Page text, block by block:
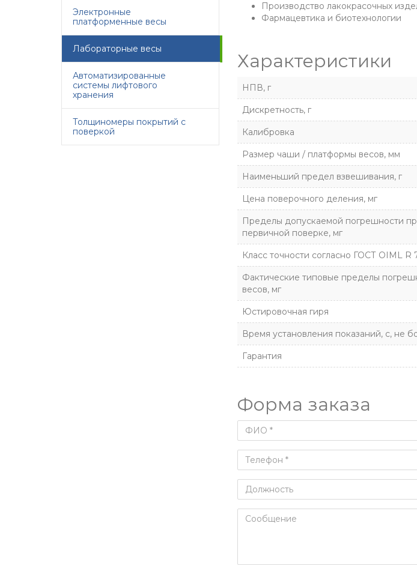
Электронные
платформенные весы
Лабораторные весы
Автоматизированные
системы лифтового
хранения
Толщиномеры покрытий с
поверкой
Производство лакокрасочных
Фармацевтика и биотехнологии
Характеристики
НПВ, г
Дискретность, г
Калибровка
Размер чаши / платформы весов, мм
Наименьший предел взвешивания, г
Цена поверочного деления, мг
Пределы допускаемой погрешности
первичной поверке, мг
Класс точности согласно ГОСТ OIML R
Фактические типовые пределы
весов, мг
Юстировочная гиря
Время установления показаний, с, не
Гарантия
Форма заказа